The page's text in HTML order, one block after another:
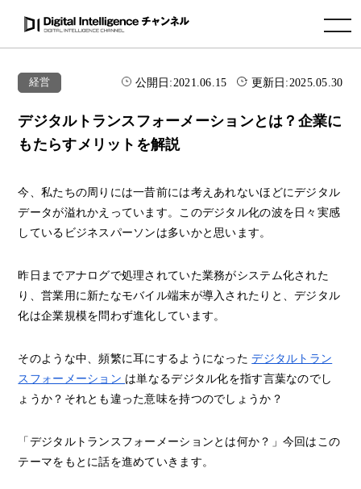
toggle navigation
経営 公開日:2021.06.15 更新日:2025.05.30
デジタルトランスフォーメーションとは？企業に
もたらすメリットを解説
今、私たちの周りには一昔前には考えあれないほどにデジタル
データが溢れかえっています。このデジタル化の波を日々実感
しているビジネスパーソンは多いかと思います。
昨日までアナログで処理されていた業務がシステム化された
り、営業用に新たなモバイル端末が導入されたりと、デジタル
化は企業規模を問わず進化しています。
そのような中、頻繁に耳にするようになったデジタルトラン
スフォーメーション は単なるデジタル化を指す言葉なのでし
ょうか？それとも違った意味を持つのでしょうか？
「デジタルトランスフォーメーションとは何か？」今回はこの
テーマをもとに話を進めていきます。